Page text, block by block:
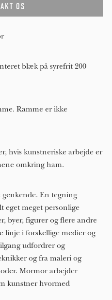
blæk på syrefrit 200
Ramme er ikke
hvis kunstneriske arbejde er
omkring ham.
En tegning
eget meget personlige
byer, figurer og flere andre
linje i forskellige medier og
udfordrer og
og fra maleri og
Mormor arbejder
kunstner hvormed